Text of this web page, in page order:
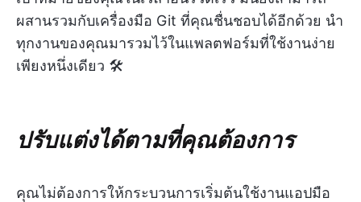
ผสานรวมกับเครื่องมือ Git ที่คุณชื่นชอบได้อีกด้วย นำ
ทุกงานของคุณมารวมไว้ในแพลตฟอร์มที่ใช้งานง่าย
เพียงหนึ่งเดียว 🛠️
ปรับแต่งได้ตามที่คุณต้องการ
คุณไม่ต้องการให้กระบวนการเริ่มต้นใช้งานแอปมือ